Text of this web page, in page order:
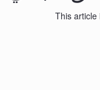
This article